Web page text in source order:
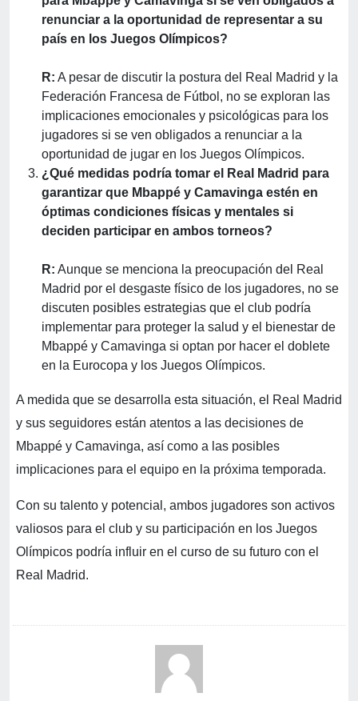
renunciar a la oportunidad de representar a su
país en los Juegos Olímpicos?
R: A pesar de discutir la postura del Real Madrid y la
Federación Francesa de Fútbol, no se exploran las
implicaciones emocionales y psicológicas para los
jugadores si se ven obligados a renunciar a la
oportunidad de jugar en los Juegos Olímpicos.
¿Qué medidas podría tomar el Real Madrid para
garantizar que Mbappé y Camavinga estén en
óptimas condiciones físicas y mentales si
deciden participar en ambos torneos?
R: Aunque se menciona la preocupación del Real
Madrid por el desgaste físico de los jugadores, no se
discuten posibles estrategias que el club podría
implementar para proteger la salud y el bienestar de
Mbappé y Camavinga si optan por hacer el doblete
en la Eurocopa y los Juegos Olímpicos.
A medida que se desarrolla esta situación, el Real Madrid
y sus seguidores están atentos a las decisiones de
Mbappé y Camavinga, así como a las posibles
implicaciones para el equipo en la próxima temporada.
Con su talento y potencial, ambos jugadores son activos
valiosos para el club y su participación en los Juegos
Olímpicos podría influir en el curso de su futuro con el
Real Madrid.